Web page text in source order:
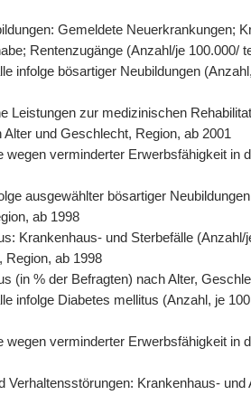
Gemeldete Neuerkrankungen;
Rentenzugänge (Anzahl/je 100.000/
infolge bösartiger Neubildungen
Leistungen zur medizinischen
und Geschlecht, Region, ab 2001
wegen verminderter Erwerbsfähigkeit
ausgewählter bösartiger
ab 1998
Krankenhaus- und Sterbefälle
Region, ab 1998
(in % der Befragten) nach Alter,
infolge Diabetes mellitus (Anzahl, je
wegen verminderter Erwerbsfähigkeit
Verhaltensstörungen: Krankenhaus-